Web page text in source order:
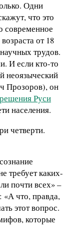
Одни
что это
современное
от 18
трудов.
И если кто-то
неоязыческий
Прозоров), он
Руси
населения.
четверти.
требует каких-
почти всех» –
«А что, правда,
этот вопрос.
которые